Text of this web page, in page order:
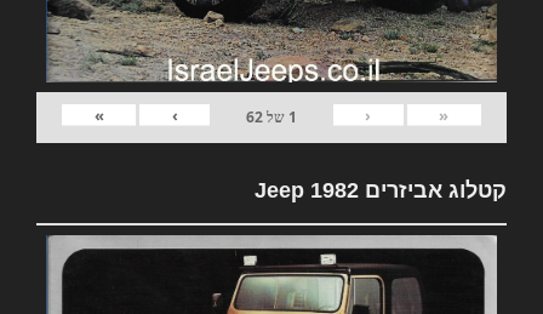
«
‹
1 של62
›
»
קטלוג אביזרים 1982 Jeep